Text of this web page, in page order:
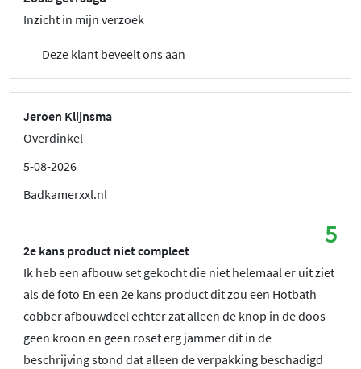
Inzicht in mijn verzoek
Deze klant beveelt ons aan
Jeroen Klijnsma
Overdinkel
5-08-2026
Badkamerxxl.nl
5
2e kans product niet compleet
Ik heb een afbouw set gekocht die niet helemaal er uit ziet
als de foto En een 2e kans product dit zou een Hotbath
cobber afbouwdeel echter zat alleen de knop in de doos
geen kroon en geen roset erg jammer dit in de
beschrijving stond dat alleen de verpakking beschadigd